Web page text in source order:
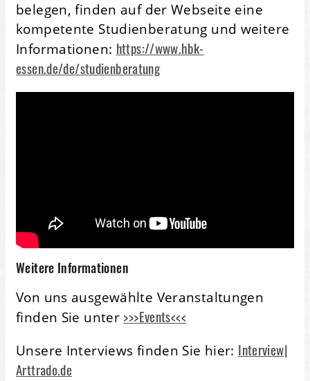
belegen, finden auf der Webseite eine
kompetente Studienberatung und weitere
Informationen: https://www.hbk-
essen.de/de/studienberatung
Weitere Informationen
Von uns ausgewählte Veranstaltungen
finden Sie unter >>>Events<<<
Unsere Interviews finden Sie hier: Interview|
Arttrado.de